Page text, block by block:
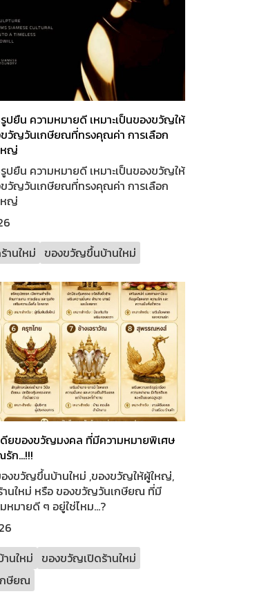
ยืน ความหมายดี เหมาะเป็นของขวัญให้
วัญวันเกษียณที่ทรงคุณค่า การเลือก
หญ่
ยืน ความหมายดี เหมาะเป็นของขวัญให้
วัญวันเกษียณที่ทรงคุณค่า การเลือก
หญ่
านใหม่ ของขวัญขึ้นบ้านใหม่
ดียของขวัญมงคล ที่มีความหมายพิเศษ
ก...!!!
องขวัญขึ้นบ้านใหม่ ,ของขวัญให้ผู้ใหญ่,
นใหม่ หรือ ของขวัญวันเกษียณ ที่มี
หมายดี ๆ อยู่ใช่ไหม...?
นใหม่ ของขวัญเปิดร้านใหม่
ษียณ